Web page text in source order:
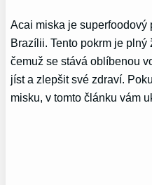
Acai miska je superfoodový
Brazílii. Tento pokrm je
čemuž se stává oblíbenou
jíst a zlepšit své zdraví.
misku, v tomto článku vám